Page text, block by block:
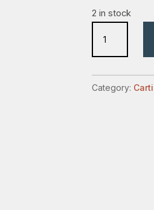
2 in stock
Category: Carti